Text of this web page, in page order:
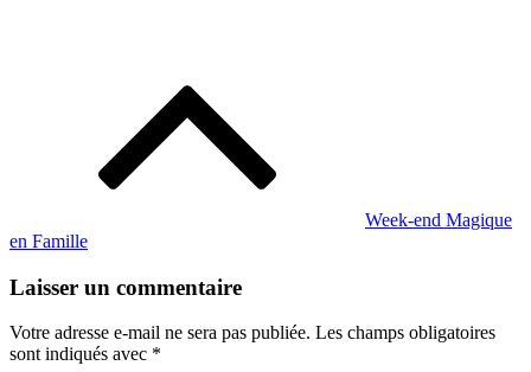
Week-end Magique
en Famille
Laisser un commentaire
Votre adresse e-mail ne sera pas publiée. Les champs obligatoires
sont indiqués avec *